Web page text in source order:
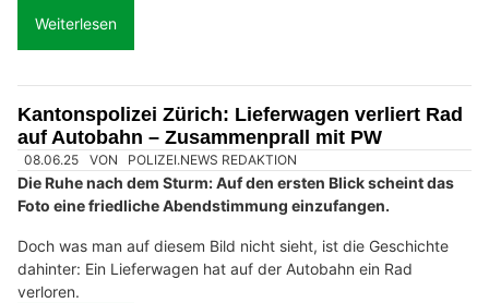
Weiterlesen
Kantonspolizei Zürich: Lieferwagen verliert Rad
auf Autobahn – Zusammenprall mit PW
08.06.25 VON POLIZEI.NEWS REDAKTION
Die Ruhe nach dem Sturm: Auf den ersten Blick scheint das
Foto eine friedliche Abendstimmung einzufangen.
Doch was man auf diesem Bild nicht sieht, ist die Geschichte
dahinter: Ein Lieferwagen hat auf der Autobahn ein Rad
verloren.